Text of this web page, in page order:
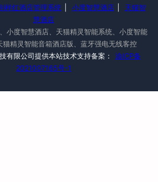
样红酒店管理系统 小度智慧酒店
天猫智
慧酒店
小度智慧酒店、天猫精灵智能系统、小度智能
猫精灵智能音箱酒店版、蓝牙强电无线客控
有限公司提供本站技术支持备案：
渝ICP备
2021007165号-1